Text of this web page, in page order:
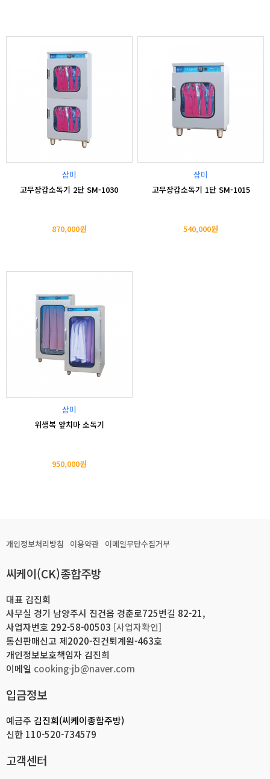
삼미
고무장갑소독기 2단 SM-1030
870,000원
삼미
고무장갑소독기 1단 SM-1015
540,000원
삼미
위생복 앞치마 소독기
950,000원
개인정보처리방침 이용약관 이메일무단수집거부
씨케이(CK)종합주방
대표 김진희
사무실 경기 남양주시 진건읍 경춘로725번길 82-21,
사업자번호 292-58-00503 [사업자확인]
통신판매신고 제2020-진건퇴계원-463호
개인정보보호책임자 김진희
이메일 cooking-jb@naver.com
입금정보
예금주 김진희(씨케이종합주방)
신한 110-520-734579
고객센터